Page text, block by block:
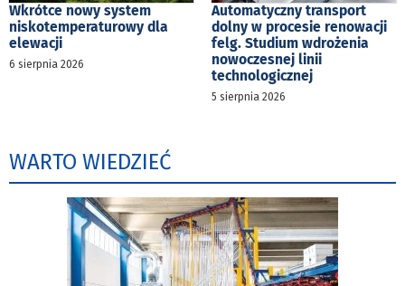
Wkrótce nowy system
niskotemperaturowy dla
elewacji
6 sierpnia 2026
Automatyczny transport
dolny w procesie renowacji
felg. Studium wdrożenia
nowoczesnej linii
technologicznej
5 sierpnia 2026
WARTO WIEDZIEĆ